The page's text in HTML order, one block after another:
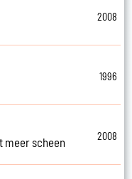
2008
1996
meer scheen
2008